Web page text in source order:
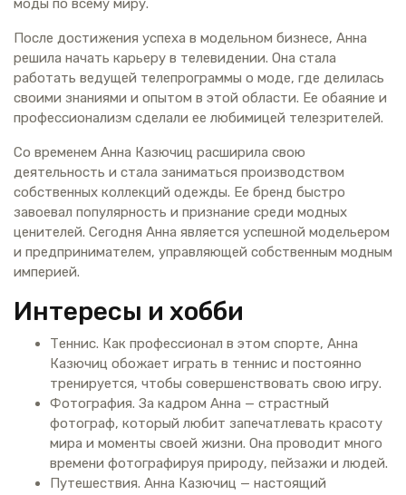
моды по всему миру.
После достижения успеха в модельном бизнесе, Анна
решила начать карьеру в телевидении. Она стала
работать ведущей телепрограммы о моде, где делилась
своими знаниями и опытом в этой области. Ее обаяние и
профессионализм сделали ее любимицей телезрителей.
Со временем Анна Казючиц расширила свою
деятельность и стала заниматься производством
собственных коллекций одежды. Ее бренд быстро
завоевал популярность и признание среди модных
ценителей. Сегодня Анна является успешной модельером
и предпринимателем, управляющей собственным модным
империей.
Интересы и хобби
Теннис. Как профессионал в этом спорте, Анна
Казючиц обожает играть в теннис и постоянно
тренируется, чтобы совершенствовать свою игру.
Фотография. За кадром Анна — страстный
фотограф, который любит запечатлевать красоту
мира и моменты своей жизни. Она проводит много
времени фотографируя природу, пейзажи и людей.
Путешествия. Анна Казючиц — настоящий